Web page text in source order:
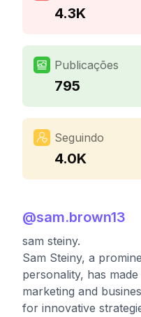
4.3K
Publicações
795
Seguindo
4.0K
@sam.brown13
sam steiny.
Sam Steiny, a
personality, has
marketing and
for innovative